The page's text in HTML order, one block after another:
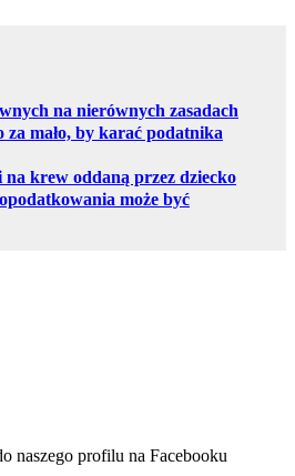
na nierównych zasadach
za mało, by karać podatnika
krew oddaną przez dziecko
może być
się w nowej karcie
naszego profilu na Facebooku